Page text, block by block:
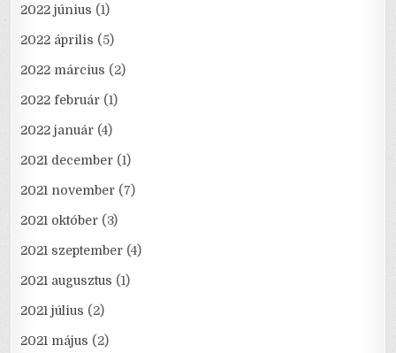
2022 június (1)
2022 április (5)
2022 március (2)
2022 február (1)
2022 január (4)
2021 december (1)
2021 november (7)
2021 október (3)
2021 szeptember (4)
2021 augusztus (1)
2021 július (2)
2021 május (2)